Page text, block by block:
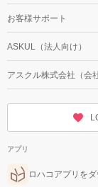
お客様サポート
ASKUL（法人向け）
アスクル株式会社（会
アプリ
ロハコアプリを